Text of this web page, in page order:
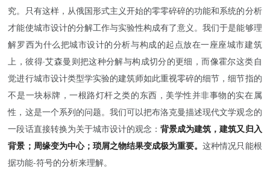
究。只有这样，从俄国形式主义开始的零零碎碎的功能和系统的分析
才能使城市设计的分解工作与实验性构成有了意义。我们于是能够理
解罗西为什么把城市设计的分析与构成的起点放在一座座城市建筑
上，彼得·艾森曼则把这种分解与构成切分的更细，而像霍尔这类自
觉进行城市设计类型学实验的建筑师如此重视零碎的细节，细节指的
不是一块标牌，一根路灯杆之类的东西，美学性并非事物的实在属
性，这是一个系列的问题。我们可以把布洛克曼描述现代文学观念的
一段话直接转换为关于城市设计的观念：背景成为建筑，建筑又归入
背景；周缘变为中心；琐屑之物结果变成极为重要。这种情况只能根
据功能-符号的分析来理解。